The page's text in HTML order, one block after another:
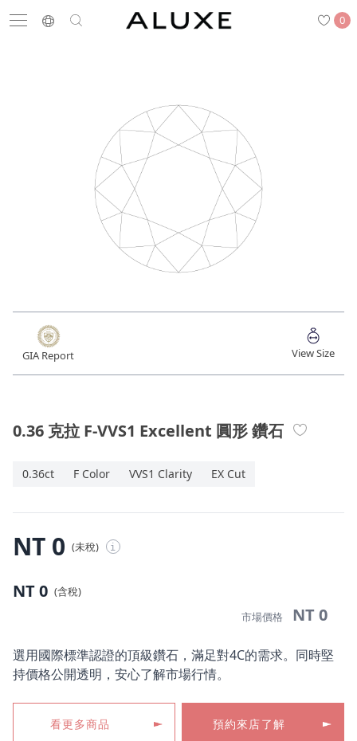
0
搜尋
結婚戒指
結婚戒指
珠寶鑽飾
關於ALUXE
最新消息
婚禮護照
GIA Report View Size
0.36 克拉 F-VVS1 Excellent 圓形 鑽石
0.36ct F Color VVS1 Clarity EX Cut
NT 0 (未稅) i
NT 0 (含稅)
市場價格
NT 0
選用國際標準認證的頂級鑽石，滿足對4C的需求。同時堅
持價格公開透明，安心了解市場行情。
看更多商品 預約來店了解